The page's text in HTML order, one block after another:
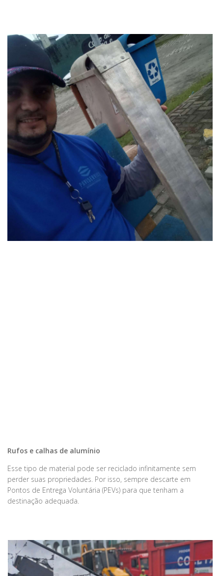
Rufos e calhas de alumínio
Esse tipo de material pode ser reciclado infinitamente sem
perder suas propriedades. Por isso, sempre descarte em
Pontos de Entrega Voluntária (PEVs) para que tenham a
destinação adequada.